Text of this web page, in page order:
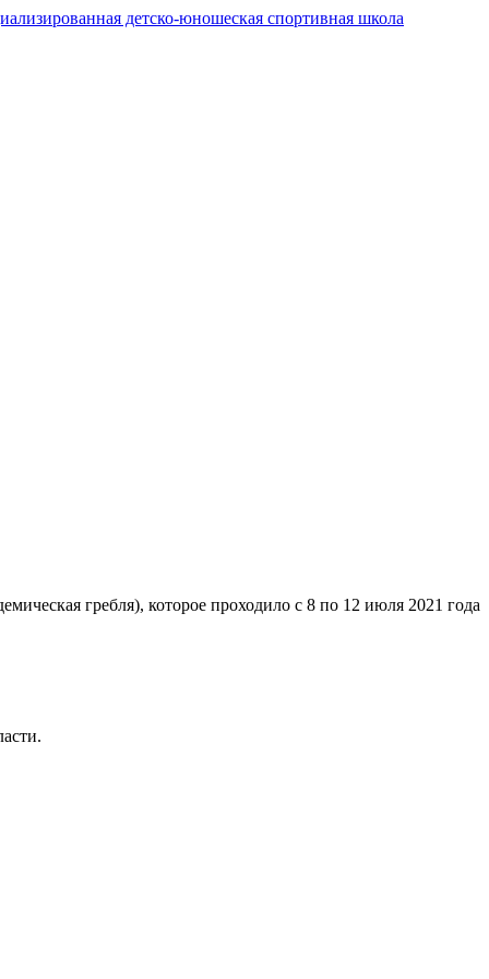
гребля), которое проходило с 8 по 12 июля 2021 года